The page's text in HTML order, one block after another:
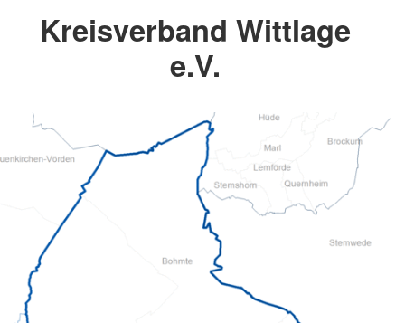
Kreisverband Wittlage
e.V.